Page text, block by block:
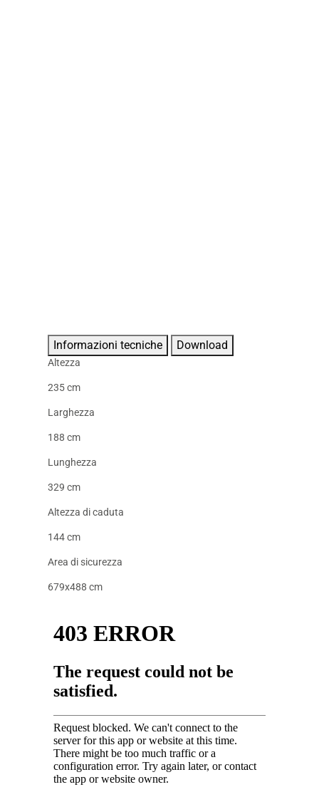
Informazioni tecniche Download
Altezza
235 cm
Larghezza
188 cm
Lunghezza
329 cm
Altezza di caduta
144 cm
Area di sicurezza
679x488 cm